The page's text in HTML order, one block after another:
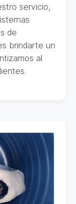
servicio,
de
brindarte un
al